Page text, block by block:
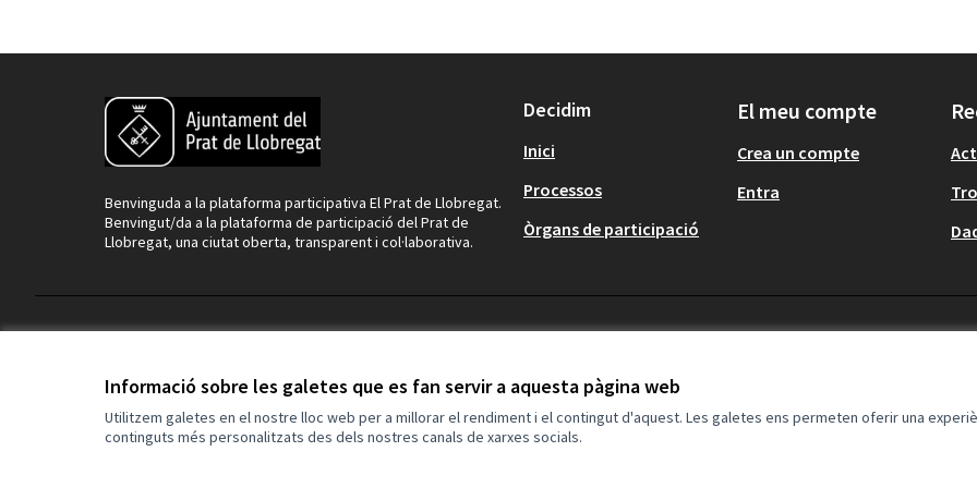
Informació sobre les galetes que es fan servir a aquesta pàgina web
Utilitzem galetes en el nostre lloc web per a millorar el rendiment i el contingut d'aquest. Les galetes ens permeten oferir una
continguts més personalitzats des dels nostres canals de xarxes socials.
Benvinguda a la plataforma participativa El Prat de Llobregat.
Benvingut/da a la plataforma de participació del Prat de
Llobregat, una ciutat oberta, transparent i col·laborativa.
Decidim
Inici
Processos
Òrgans de participació
El meu compte
Crea un compte
Entra
(Enllaç extern)